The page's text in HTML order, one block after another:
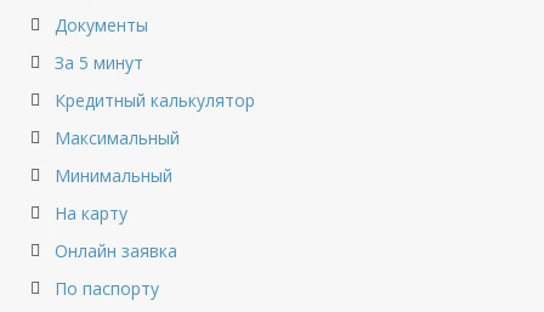
Документы
За 5 минут
Кредитный калькулятор
Максимальный
Минимальный
На карту
Онлайн заявка
По паспорту